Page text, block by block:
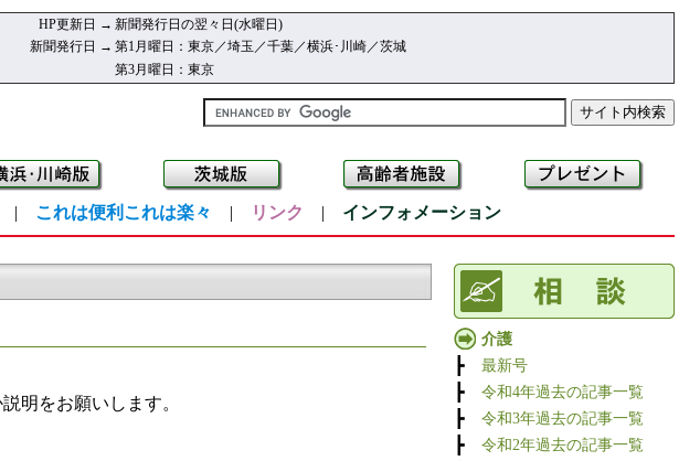
HP更新日 → 新聞発行日の翌々日(水曜日)
新聞発行日 → 第1月曜日：東京／埼玉／千葉／横浜･川崎／茨城
第3月曜日：東京
| これは便利これは楽々 | リンク | インフォメーション
明をお願いします。
介護
┣ 最新号
┣ 令和4年過去の記事一覧
┣ 令和3年過去の記事一覧
┣ 令和2年過去の記事一覧